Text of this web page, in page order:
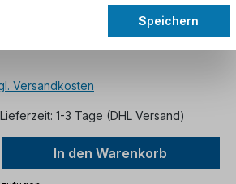
Versandkosten
1-3 Tage (DHL Versand)
In den Warenkorb
Speichern